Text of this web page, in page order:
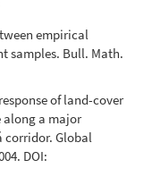
empirical
samples. Bull. Math.
of land-cover
along a major
corridor. Global
DOI: